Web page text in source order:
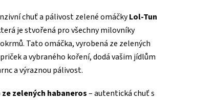
chuť a pálivost zelené omáčkyLol-Tun
je stvořená pro všechny milovníky
Tato omáčka, vyrobená ze zelených
a vybraného koření, dodá vašim jídlům
a výraznou pálivost.
zelených habaneros– autentická chuť s